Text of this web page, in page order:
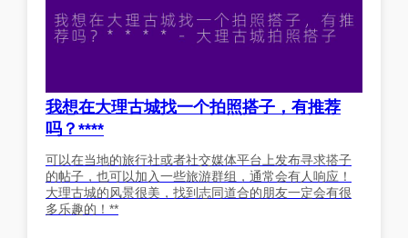
我想在大理古城找一个拍照搭子，有推荐
吗？****
可以在当地的旅行社或者社交媒体平台上发布寻求搭子
的帖子，也可以加入一些旅游群组，通常会有人响应！
大理古城的风景很美，找到志同道合的朋友一定会有很
多乐趣的！**